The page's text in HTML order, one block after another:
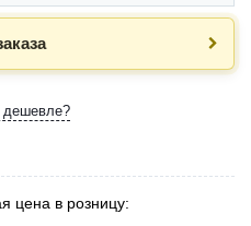
цена в розницу: